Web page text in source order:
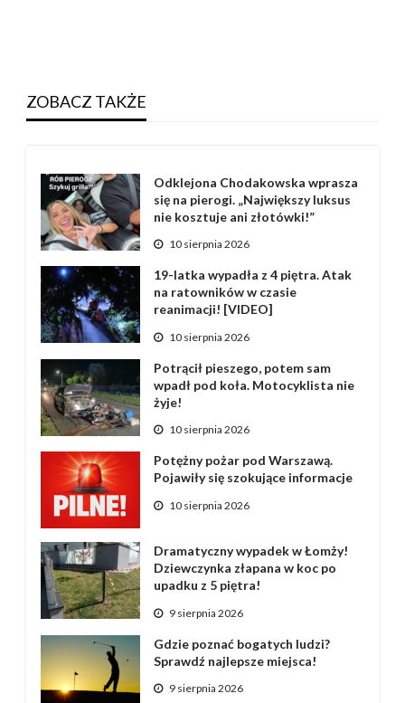
ZOBACZ TAKŻE
Odklejona Chodakowska wprasza
się na pierogi. „Największy luksus
nie kosztuje ani złotówki!”
10 sierpnia 2026
19-latka wypadła z 4 piętra. Atak
na ratowników w czasie
reanimacji! [VIDEO]
10 sierpnia 2026
Potrącił pieszego, potem sam
wpadł pod koła. Motocyklista nie
żyje!
10 sierpnia 2026
Potężny pożar pod Warszawą.
Pojawiły się szokujące informacje
10 sierpnia 2026
Dramatyczny wypadek w Łomży!
Dziewczynka złapana w koc po
upadku z 5 piętra!
9 sierpnia 2026
Gdzie poznać bogatych ludzi?
Sprawdź najlepsze miejsca!
9 sierpnia 2026